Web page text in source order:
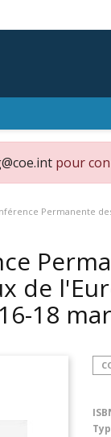
pour
Permanente
de
18